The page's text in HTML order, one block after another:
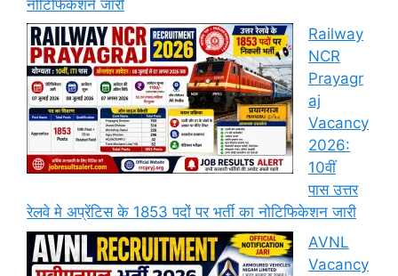
नोटिफिकेशन जारी
Railway
NCR
Prayagr
aj
Vacancy
2026:
10वीं
पास उत्तर
रेलवे मे अप्रेंटिस के 1853 पदों पर भर्ती का नोटिफिकेशन जारी
AVNL
Vacancy